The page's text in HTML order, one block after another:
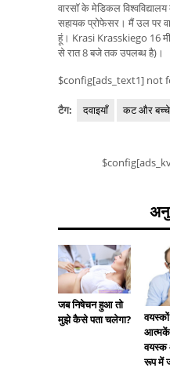
वारसॉ के मेडिकल
सहायक प्रोफेसर। मैं उल पर
हूं। Krasi Krasskiego 16
से रात 8 बजे तक उपलब्ध है)।
$config[ads_text1] not
टैग: दवाइयाँ कट और बच्चे
जब निषेचन हुआ तो
मुझे कैसे पता चलेगा?
वयस्क
रूप में